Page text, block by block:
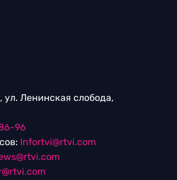
ул. Ленинская слобода,
96
Infortvi@rtvi.com